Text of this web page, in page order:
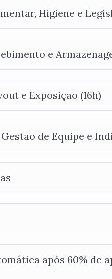
Higiene e
e
e Exposição (16h)
de Equipe e
após 60% de